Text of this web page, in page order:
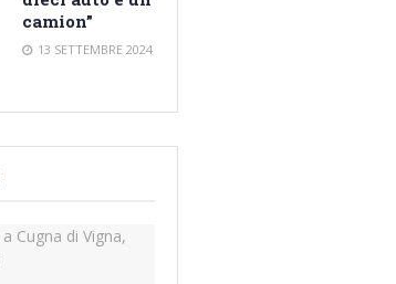
camion”
13 SETTEMBRE 2024